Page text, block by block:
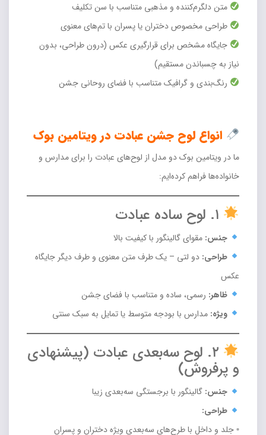
متن دلگرم‌کننده و مذهبی متناسب با سن تکلیف
طراحی مخصوص دختران یا پسران با تم‌های معنوی
جایگاه مشخص برای قرارگیری عکس (درون طراحی، بدون
نیاز به چسباندن مستقیم)
رنگ‌بندی و گرافیک متناسب با فضای روحانی جشن
انواع لوح جشن عبادت در ویتامین بوک
ما در ویتامین بوک دو مدل از لوح‌های عبادت را برای مدارس و
خانواده‌ها فراهم کرده‌ایم:
جنس: مقوای گالینگور با کیفیت بالا
طراحی: دو لتی – یک طرف متن معنوی و طرف دیگر جایگاه
عکس
ظاهر: رسمی، ساده و متناسب با فضای جشن
ویژه: مدارس با بودجه متوسط یا تمایل به سبک سنتی
۲. لوح سه‌بعدی عبادت (پیشنهادی
و پرفروش)
جنس: گالینگور با برجستگی سه‌بعدی زیبا
طراحی:
▫ جلد و داخل با طرح‌های سه‌بعدی ویژه دختران و پسران